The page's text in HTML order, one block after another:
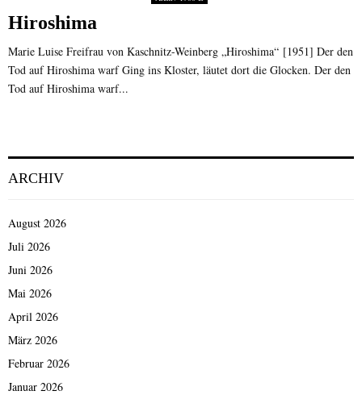
Hiroshima
Marie Luise Freifrau von Kaschnitz-Weinberg „Hiroshima“ [1951] Der den
Tod auf Hiroshima warf Ging ins Kloster, läutet dort die Glocken. Der den
Tod auf Hiroshima warf...
ARCHIV
August 2026
Juli 2026
Juni 2026
Mai 2026
April 2026
März 2026
Februar 2026
Januar 2026